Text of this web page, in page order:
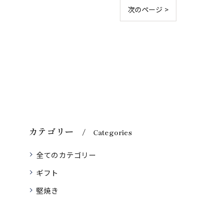
次のページ >
カテゴリー Categories
全てのカテゴリー
ギフト
堅焼き